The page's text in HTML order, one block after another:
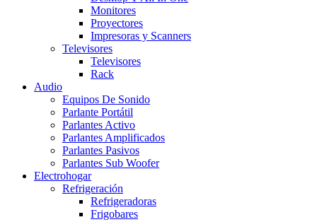
Monitores
Proyectores
Impresoras y Scanners
Televisores
Televisores
Rack
Audio
Equipos De Sonido
Parlante Portátil
Parlantes Activo
Parlantes Amplificados
Parlantes Pasivos
Parlantes Sub Woofer
Electrohogar
Refrigeración
Refrigeradoras
Frigobares